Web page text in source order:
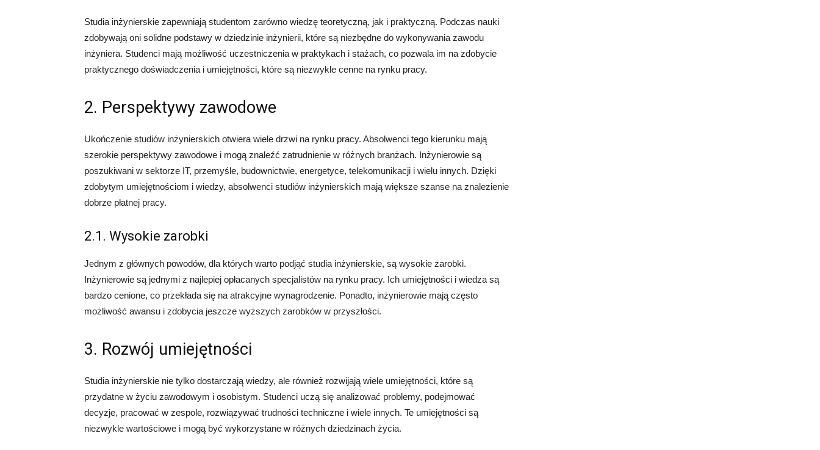
Studia inżynierskie zapewniają studentom zarówno wiedzę teoretyczną, jak i praktyczną. Podczas nauki
zdobywają oni solidne podstawy w dziedzinie inżynierii, które są niezbędne do wykonywania zawodu
inżyniera. Studenci mają możliwość uczestniczenia w praktykach i stażach, co pozwala im na zdobycie
praktycznego doświadczenia i umiejętności, które są niezwykle cenne na rynku pracy.
2. Perspektywy zawodowe
Ukończenie studiów inżynierskich otwiera wiele drzwi na rynku pracy. Absolwenci tego kierunku mają
szerokie perspektywy zawodowe i mogą znaleźć zatrudnienie w różnych branżach. Inżynierowie są
poszukiwani w sektorze IT, przemyśle, budownictwie, energetyce, telekomunikacji i wielu innych. Dzięki
zdobytym umiejętnościom i wiedzy, absolwenci studiów inżynierskich mają większe szanse na znalezienie
dobrze płatnej pracy.
2.1. Wysokie zarobki
Jednym z głównych powodów, dla których warto podjąć studia inżynierskie, są wysokie zarobki.
Inżynierowie są jednymi z najlepiej opłacanych specjalistów na rynku pracy. Ich umiejętności i wiedza są
bardzo cenione, co przekłada się na atrakcyjne wynagrodzenie. Ponadto, inżynierowie mają często
możliwość awansu i zdobycia jeszcze wyższych zarobków w przyszłości.
3. Rozwój umiejętności
Studia inżynierskie nie tylko dostarczają wiedzy, ale również rozwijają wiele umiejętności, które są
przydatne w życiu zawodowym i osobistym. Studenci uczą się analizować problemy, podejmować
decyzje, pracować w zespole, rozwiązywać trudności techniczne i wiele innych. Te umiejętności są
niezwykle wartościowe i mogą być wykorzystane w różnych dziedzinach życia.